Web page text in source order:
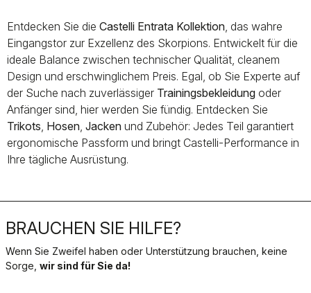
Entdecken Sie die Castelli Entrata Kollektion, das wahre
Eingangstor zur Exzellenz des Skorpions. Entwickelt für die
ideale Balance zwischen technischer Qualität, cleanem
Design und erschwinglichem Preis. Egal, ob Sie Experte auf
der Suche nach zuverlässiger Trainingsbekleidung oder
Anfänger sind, hier werden Sie fündig. Entdecken Sie
Trikots, Hosen, Jacken und Zubehör: Jedes Teil garantiert
ergonomische Passform und bringt Castelli-Performance in
Ihre tägliche Ausrüstung.
BRAUCHEN SIE HILFE?
Wenn Sie Zweifel haben oder Unterstützung brauchen, keine
Sorge, wir sind für Sie da!